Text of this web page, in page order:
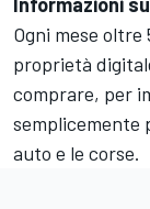
Ogni mese
proprietà
comprare, per
semplicemente
auto e le corse.